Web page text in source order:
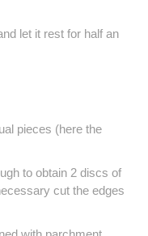
let it rest for half an
pieces (here the
to obtain 2 discs of
cut the edges